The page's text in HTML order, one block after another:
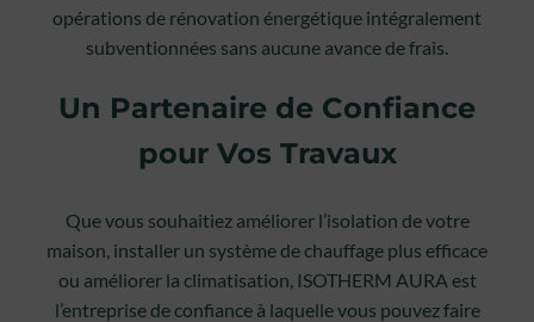
opérations de rénovation énergétique intégralement
subventionnées sans aucune avance de frais.
Un Partenaire de Confiance
pour Vos Travaux
Que vous souhaitiez améliorer l’isolation de votre
maison, installer un système de chauffage plus efficace
ou améliorer la climatisation, ISOTHERM AURA est
l’entreprise de confiance à laquelle vous pouvez faire